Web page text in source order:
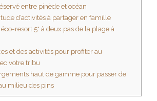
entre pinède et océan
d’activités à partager en famille
resort 5* à deux pas de la plage à
et des activités pour profiter au
votre tribu
haut de gamme pour passer de
milieu des pins